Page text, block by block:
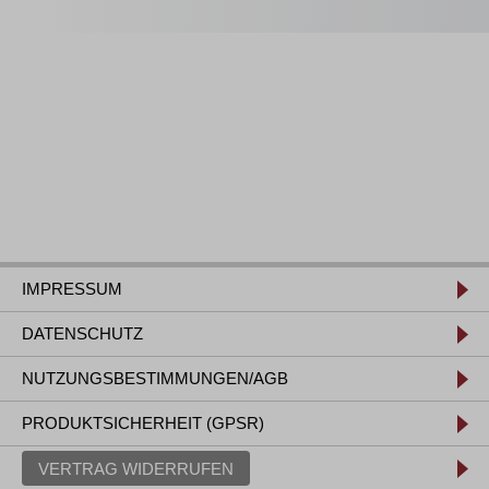
IMPRESSUM
DATENSCHUTZ
NUTZUNGSBESTIMMUNGEN/AGB
PRODUKTSICHERHEIT (GPSR)
VERTRAG WIDERRUFEN